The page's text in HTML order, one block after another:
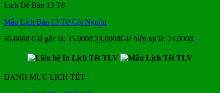
Lịch Để Bàn 13 Tờ
Mẫu Lịch Bàn 13 Tờ Cội Nguồn
35.000₫ Giá gốc là: 35.000₫.24.000₫Giá hiện tại là: 24.000₫.
DANH MỤC LỊCH TẾT